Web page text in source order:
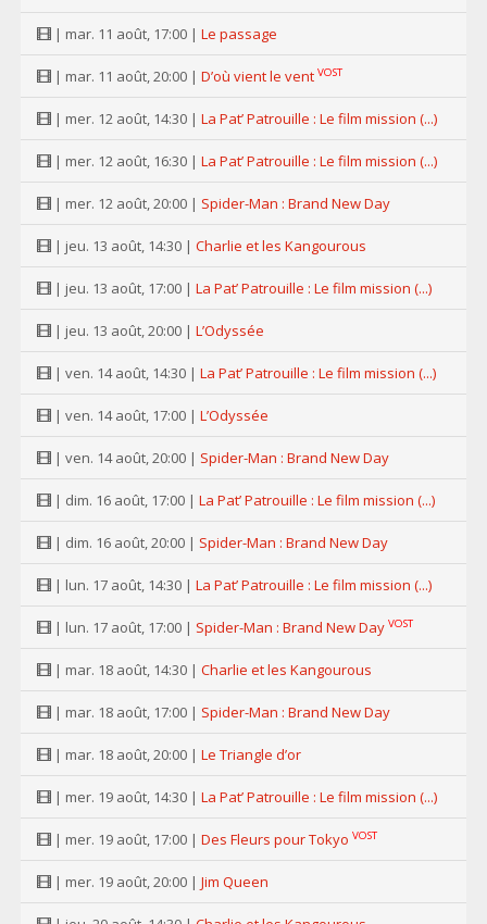
| mar. 11 août, 17:00 | Le passage
| mar. 11 août, 20:00 | D’où vient le vent VOST
| mer. 12 août, 14:30 | La Pat’ Patrouille : Le film mission (...)
| mer. 12 août, 16:30 | La Pat’ Patrouille : Le film mission (...)
| mer. 12 août, 20:00 | Spider-Man : Brand New Day
| jeu. 13 août, 14:30 | Charlie et les Kangourous
| jeu. 13 août, 17:00 | La Pat’ Patrouille : Le film mission (...)
| jeu. 13 août, 20:00 | L’Odyssée
| ven. 14 août, 14:30 | La Pat’ Patrouille : Le film mission (...)
| ven. 14 août, 17:00 | L’Odyssée
| ven. 14 août, 20:00 | Spider-Man : Brand New Day
| dim. 16 août, 17:00 | La Pat’ Patrouille : Le film mission (...)
| dim. 16 août, 20:00 | Spider-Man : Brand New Day
| lun. 17 août, 14:30 | La Pat’ Patrouille : Le film mission (...)
| lun. 17 août, 17:00 | Spider-Man : Brand New Day VOST
| mar. 18 août, 14:30 | Charlie et les Kangourous
| mar. 18 août, 17:00 | Spider-Man : Brand New Day
| mar. 18 août, 20:00 | Le Triangle d’or
| mer. 19 août, 14:30 | La Pat’ Patrouille : Le film mission (...)
| mer. 19 août, 17:00 | Des Fleurs pour Tokyo VOST
| mer. 19 août, 20:00 | Jim Queen